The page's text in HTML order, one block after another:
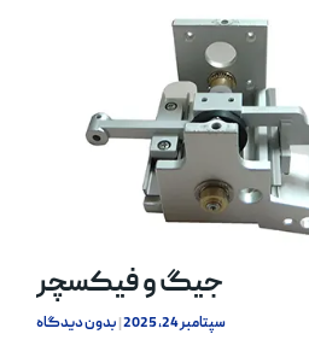
جیگ و فیکسچر
سپتامبر 24, 2025 بدون دیدگاه